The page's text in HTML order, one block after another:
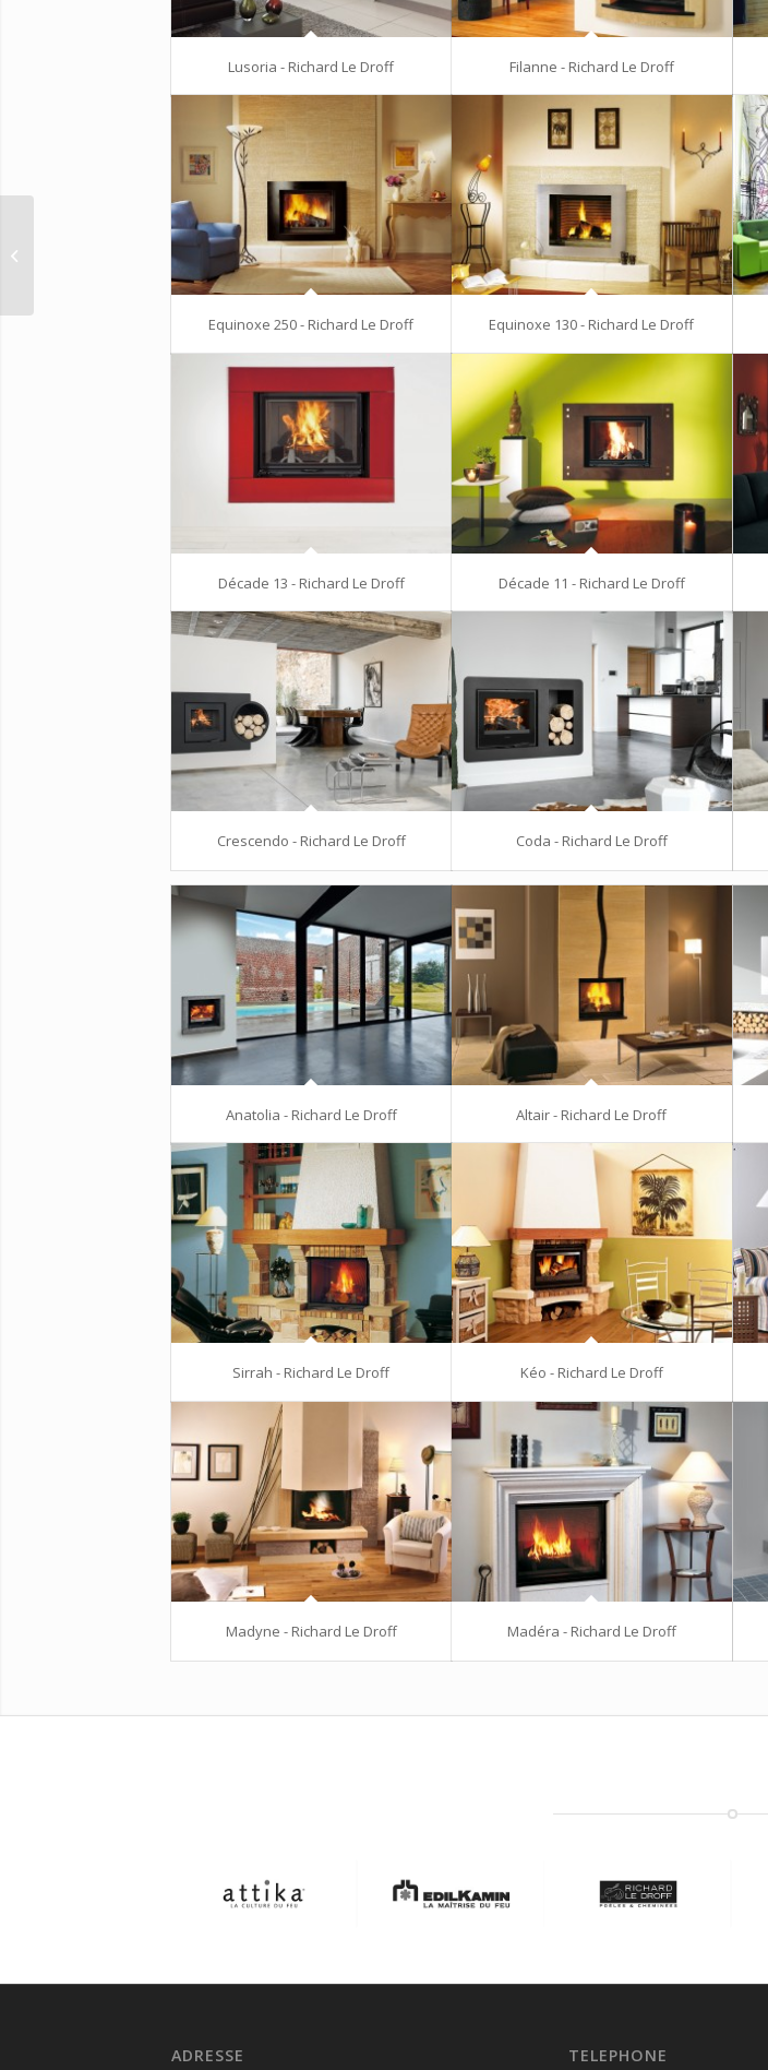
Lusoria - Richard Le Droff Filanne - Richard Le Droff
Equinoxe 250 - Richard Le Droff Equinoxe 130 - Richard Le Droff
Décade 13 - Richard Le Droff Décade 11 - Richard Le Droff
Crescendo - Richard Le Droff Coda - Richard Le Droff
Anatolia - Richard Le Droff Altair - Richard Le Droff
Sirrah - Richard Le Droff Kéo - Richard Le Droff
Madyne - Richard Le Droff Madéra - Richard Le Droff
ADRESSE TELEPHONE
Equinoxe 250 – Richard